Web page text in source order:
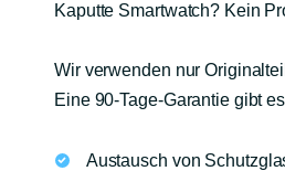
Kaputte Smartwatch? Kein
Wir verwenden nur
Eine 90-Tage-Garantie gibt
Austausch von